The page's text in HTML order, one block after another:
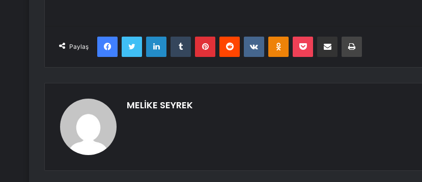
Paylaş
FacebookTwitter LinkedInTumblr PinterestReddit VKontakteOdnoklassniki
Pocket E-Posta ile paylaş Yazdır
MELİKE SEYREK